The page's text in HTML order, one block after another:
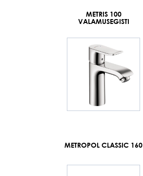
METRIS 100
VALAMUSEGISTI
METROPOL CLASSIC 160